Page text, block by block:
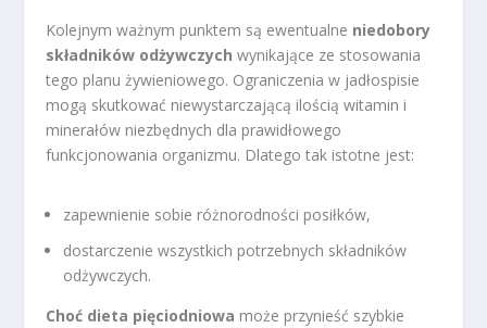
Kolejnym ważnym punktem są ewentualne niedobory
składników odżywczych wynikające ze stosowania
tego planu żywieniowego. Ograniczenia w jadłospisie
mogą skutkować niewystarczającą ilością witamin i
minerałów niezbędnych dla prawidłowego
funkcjonowania organizmu. Dlatego tak istotne jest:
zapewnienie sobie różnorodności posiłków,
dostarczenie wszystkich potrzebnych składników
odżywczych.
Choć dieta pięciodniowa może przynieść szybkie